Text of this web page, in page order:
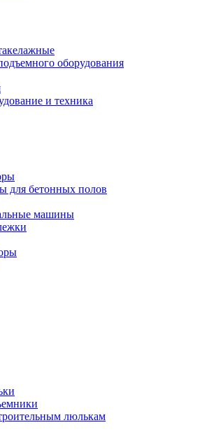
оборудования
и техника
для бетонных полов
машины
люлькам